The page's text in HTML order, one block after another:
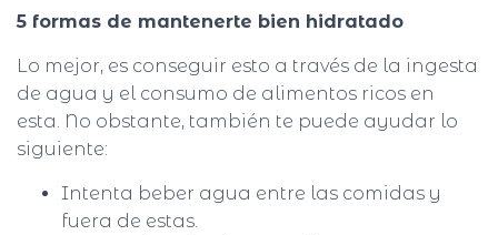
5 formas de mantenerte bien hidratado
Lo mejor, es conseguir esto a través de la ingesta
de agua y el consumo de alimentos ricos en
esta. No obstante, también te puede ayudar lo
siguiente:
Intenta beber agua entre las comidas y
fuera de estas.